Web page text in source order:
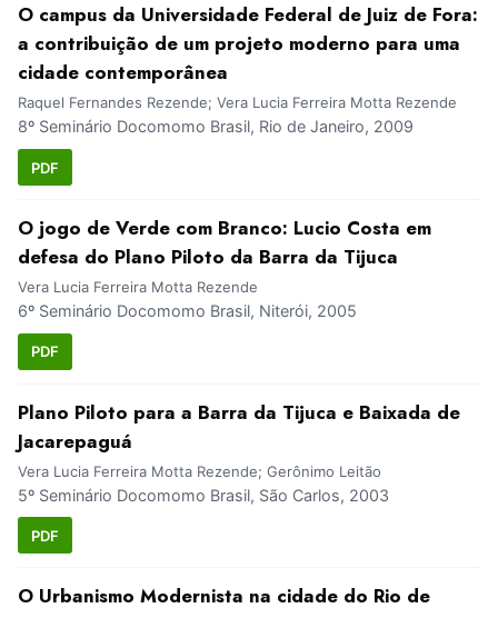
O campus da Universidade Federal de Juiz de Fora:
a contribuição de um projeto moderno para uma
cidade contemporânea
Raquel Fernandes Rezende; Vera Lucia Ferreira Motta Rezende
8º Seminário Docomomo Brasil, Rio de Janeiro, 2009
PDF
O jogo de Verde com Branco: Lucio Costa em
defesa do Plano Piloto da Barra da Tijuca
Vera Lucia Ferreira Motta Rezende
6º Seminário Docomomo Brasil, Niterói, 2005
PDF
Plano Piloto para a Barra da Tijuca e Baixada de
Jacarepaguá
Vera Lucia Ferreira Motta Rezende; Gerônimo Leitão
5º Seminário Docomomo Brasil, São Carlos, 2003
PDF
O Urbanismo Modernista na cidade do Rio de